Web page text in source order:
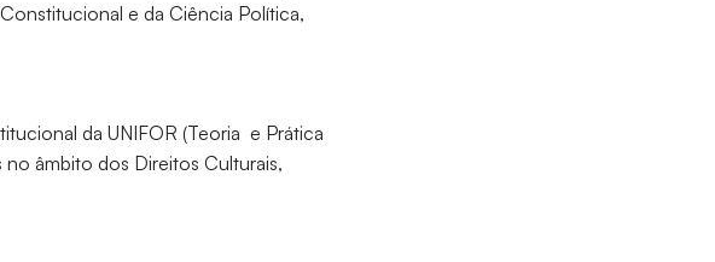
e da Ciência Política,
da UNIFOR (Teoria e Prática
âmbito dos Direitos Culturais,